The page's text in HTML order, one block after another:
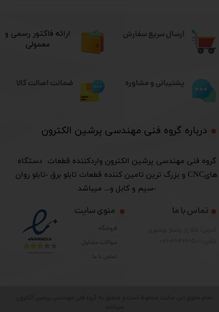
ارسال سریع سفارش
درباره گروه فنی مهندسی پرشین الکترون​​​​​​​
​گروه فنی مهندسی پرشین الکترون واردکننده قطعات دستگاه
هایCNC و بزرگ ترین تامین کننده قطعات تابلو برق -تابلو روان
-سیم و کابل و... میباشد
منوی سایت
فروشگاه
سوالات متداول
تماس با ما
تماس با ما
​ارائه فاکتور رسمی و
معمولی
پشتیبانی و مشاوره ضمانت اصالت کالا